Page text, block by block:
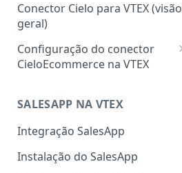
Conector Cielo para VTEX (visão
geral)
Configuração do conector
CieloEcommerce na VTEX
Configuração de cartão de
digitais
Funcionalidades
Configuração da
SALESAPP NA VTEX
Integração SalesApp
Instalação do SalesApp